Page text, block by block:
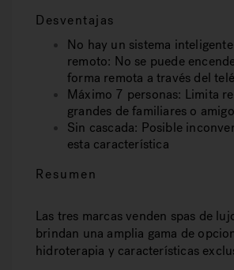
Desventajas
No hay un sistema
remoto: No se puede
forma remota a través del
Máximo 7 personas: Limita
grandes de familiares o
Sin cascada: Posible
esta característica
Resumen
Las tres marcas venden spas de
brindan una amplia gama de
hidroterapia y características